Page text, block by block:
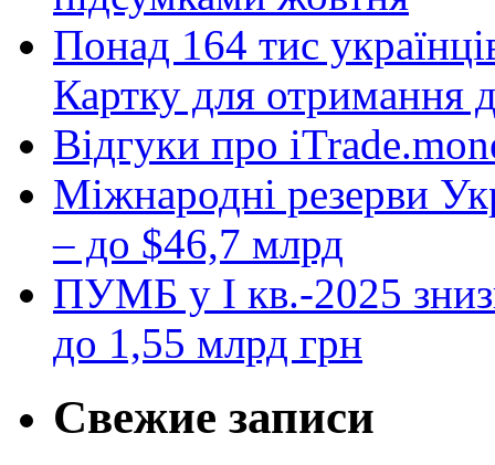
Понад 164 тис
Картку для
Відгуки про
Міжнародні резерви
– до $46,7 млрд
ПУМБ у I кв.-2025
до 1,55 млрд грн
Свежие записи